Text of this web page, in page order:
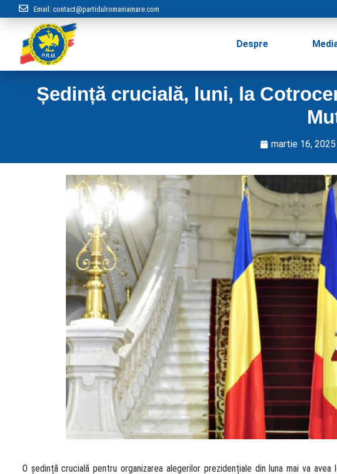
Email: contact@partidulromaniamare.com
Despre
Ședință crucială, luni, la
martie 16, 2025
O ședință crucială pentru organizarea alegerilor prezidențiale din luna mai va